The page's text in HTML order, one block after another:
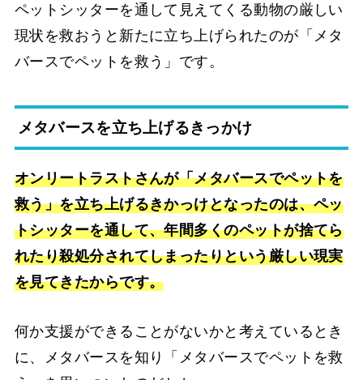
ペットシッターを通して見えてくる動物の厳しい
現状を救おうと新たに立ち上げられたのが「メタ
バースでペットを救う」です。
メタバースを立ち上げるきっかけ
オンリートラストさんが「メタバースでペットを
救う」を立ち上げるきかっけとなったのは、ペッ
トシッターを通して、年間多くのペットが捨てら
れたり殺処分されてしまったりという厳しい現実
を見てきたからです。
何か支援ができることがないかと考えているとき
に、メタバースを知り「メタバースでペットを救